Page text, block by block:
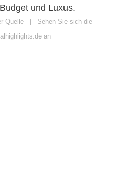
und Luxus.
Quelle
Sehen Sie sich die
an